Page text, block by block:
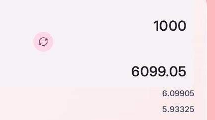
6.09905
5.93325